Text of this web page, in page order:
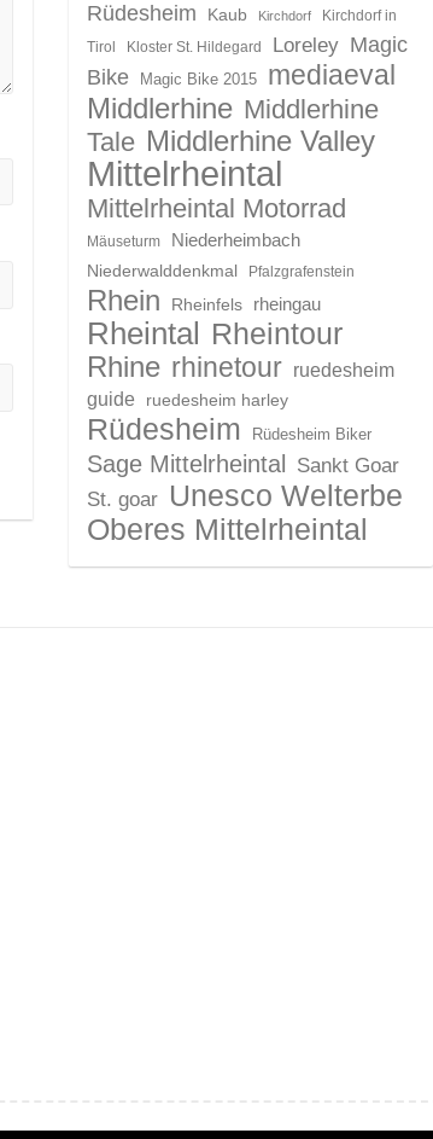
Rüdesheim
Kaub Kirchdorf
Kirchdorf in
Tirol
Kloster St. Hildegard Loreley Magic
Bike
Magic Bike 2015 mediaeval
Middlerhine Middlerhine
Tale Middlerhine Valley
Mittelrheintal
Mittelrheintal Motorrad
Mäuseturm
Niederheimbach
Niederwalddenkmal
Pfalzgrafenstein
Rhein Rheinfels rheingau
Rheintal Rheintour
Rhine rhinetour ruedesheim
guide
ruedesheim harley
Rüdesheim Rüdesheim Biker
Sage Mittelrheintal Sankt Goar
St. goar Unesco Welterbe
Oberes Mittelrheintal